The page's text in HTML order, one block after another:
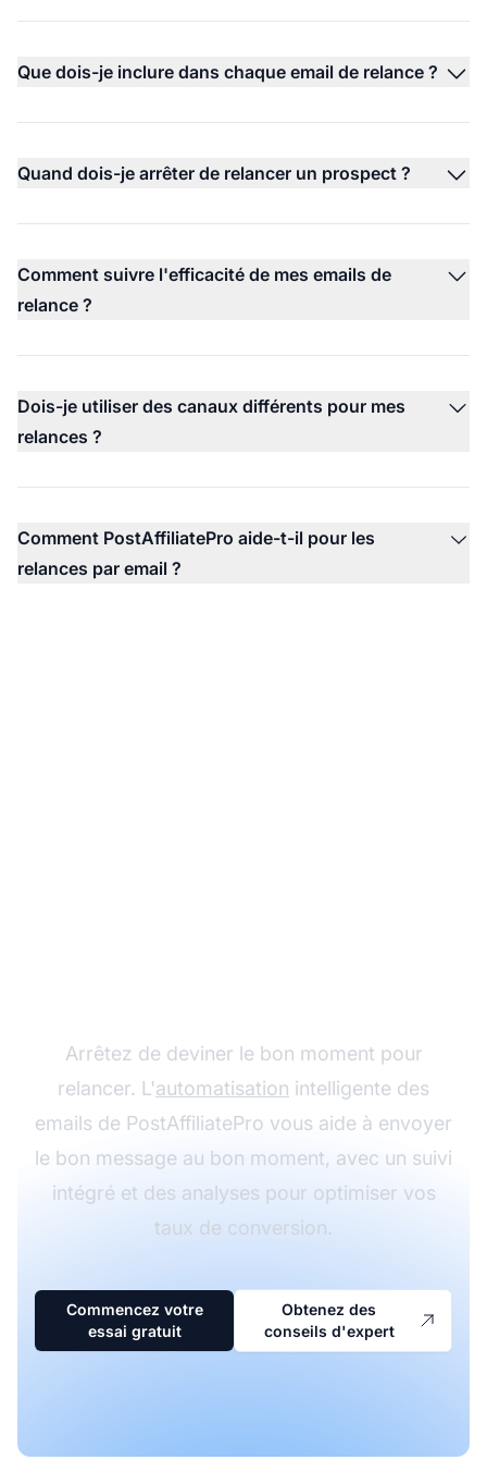
Que dois-je inclure dans chaque email de relance ?
Quand dois-je arrêter de relancer un prospect ?
Comment suivre l'efficacité de mes emails de
relance ?
Dois-je utiliser des canaux différents pour mes
relances ?
Comment PostAffiliatePro aide-t-il pour les
relances par email ?
Arrêtez de deviner le bon moment pour
relancer. L'automatisation intelligente des
emails de PostAffiliatePro vous aide à envoyer
le bon message au bon moment, avec un suivi
intégré et des analyses pour optimiser vos
taux de conversion.
Commencez votre
essai gratuit
Obtenez des
conseils d'expert